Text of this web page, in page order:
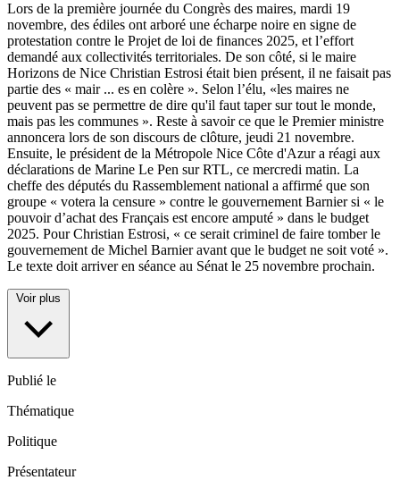
Lors de la première journée du Congrès des maires, mardi 19
novembre, des édiles ont arboré une écharpe noire en signe de
protestation contre le Projet de loi de finances 2025, et l’effort
demandé aux collectivités territoriales. De son côté, si le maire
Horizons de Nice Christian Estrosi était bien présent, il ne faisait pas
partie des « mair ... es en colère ». Selon l’élu, «les maires ne
peuvent pas se permettre de dire qu'il faut taper sur tout le monde,
mais pas les communes ». Reste à savoir ce que le Premier ministre
annoncera lors de son discours de clôture, jeudi 21 novembre.
Ensuite, le président de la Métropole Nice Côte d'Azur a réagi aux
déclarations de Marine Le Pen sur RTL, ce mercredi matin. La
cheffe des députés du Rassemblement national a affirmé que son
groupe « votera la censure » contre le gouvernement Barnier si « le
pouvoir d’achat des Français est encore amputé » dans le budget
2025. Pour Christian Estrosi, « ce serait criminel de faire tomber le
gouvernement de Michel Barnier avant que le budget ne soit voté ».
Le texte doit arriver en séance au Sénat le 25 novembre prochain.
Voir plus
Publié le
Thématique
Politique
Présentateur